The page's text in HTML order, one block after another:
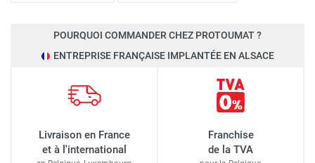
POURQUOI COMMANDER CHEZ PROTOUMAT ?
ENTREPRISE FRANÇAISE IMPLANTÉE EN ALSACE
Livraison en France
et à l'international
Franchise
de la TVA